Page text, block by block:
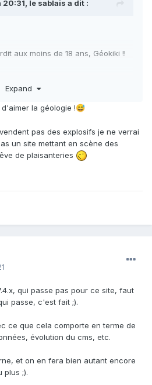
20:31, le sablais a dit :
aux moins de 18 ans, Géokiki !!
Expand
la géologie !😅
pas des explosifs je ne verrai
un site mettant en scène des
de plaisanteries
qui passe pas pour ce site, faut
passe, c'est fait ;).
ce que cela comporte en terme de
évolution du cms, etc.
et on en fera bien autant encore
plus ;).